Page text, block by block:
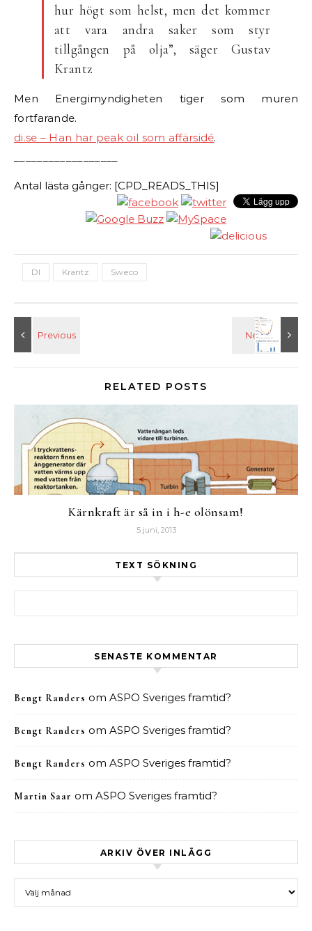
hur högt som helst, men det kommer
att vara andra saker som styr
tillgången på olja”, säger Gustav
Krantz
Men Energimyndigheten tiger som muren
fortfarande.
di.se – Han har peak oil som affärsidé.
Antal lästa gånger: [CPD_READS_THIS]
DI Krantz Sweco
RELATED POSTS
Kärnkraft är så in i h-e olönsam!
5 juni, 2013
TEXT SÖKNING
SENASTE KOMMENTAR
Bengt Randers om ASPO Sveriges framtid?
Bengt Randers om ASPO Sveriges framtid?
Bengt Randers om ASPO Sveriges framtid?
Martin Saar om ASPO Sveriges framtid?
ARKIV ÖVER INLÄGG